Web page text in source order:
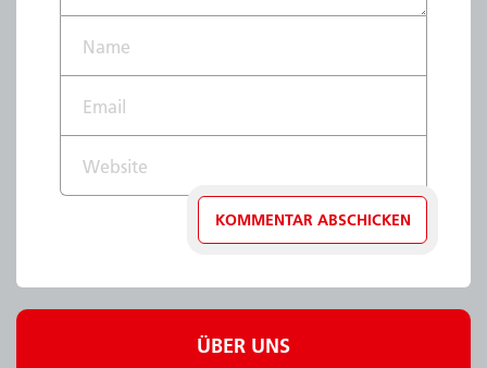
ÜBER UNS